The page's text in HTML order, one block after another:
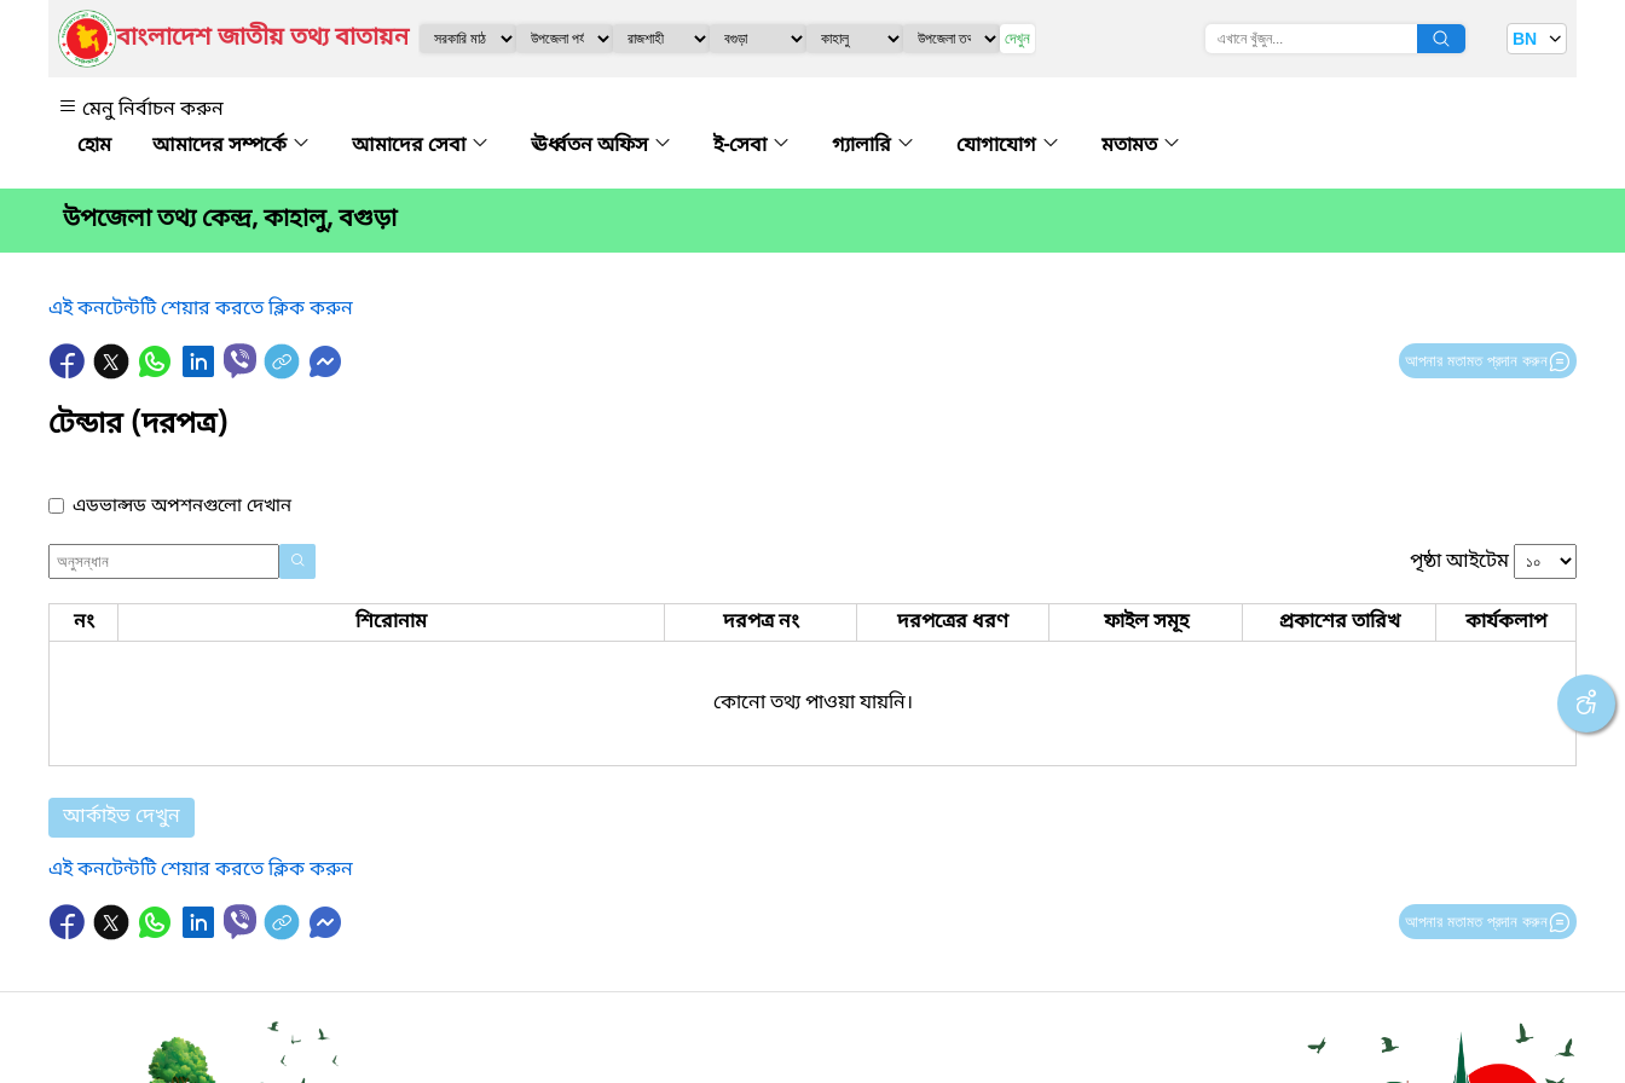
বাংলাদেশ জাতীয় তথ্য বাতায়ন দেখুন BN
মেনু নির্বাচন করুন
আমাদের সম্পর্কে
আমাদের সেবা ঊর্ধ্বতন অফিস ই-সেবা গ্যালারি যোগাযোগ মতামত
উপজেলা তথ্য কেন্দ্র, কাহালু, বগুড়া
এই কনটেন্টটি শেয়ার করতে ক্লিক করুন
আপনার মতামত প্রদান করুন
টেন্ডার (দরপত্র)
এডভান্সড অপশনগুলো দেখান
পৃষ্ঠা আইটেম
নং শিরোনাম দরপত্র নং দরপত্রের ধরণ ফাইল সমূহ প্রকাশের তারিখ কার্যকলাপ
কোনো তথ্য পাওয়া যায়নি।
আর্কাইভ দেখুন
এই কনটেন্টটি শেয়ার করতে ক্লিক করুন
আপনার মতামত প্রদান করুন